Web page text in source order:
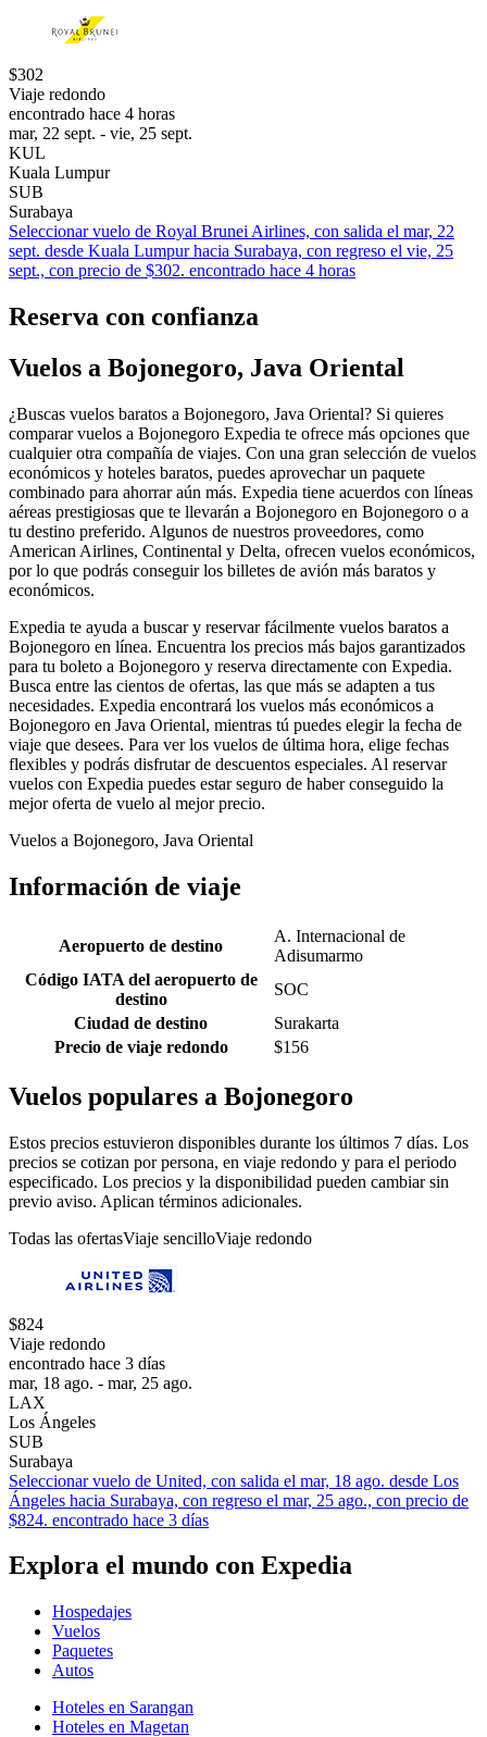
$302
Viaje redondo
encontrado hace 4 horas
mar, 22 sept. - vie, 25 sept.
KUL
Kuala Lumpur
SUB
Surabaya
Seleccionar vuelo de Royal Brunei Airlines, con salida el mar, 22
sept. desde Kuala Lumpur hacia Surabaya, con regreso el vie, 25
sept., con precio de $302. encontrado hace 4 horas
Reserva con confianza
Vuelos a Bojonegoro, Java Oriental
¿Buscas vuelos baratos a Bojonegoro, Java Oriental? Si quieres
comparar vuelos a Bojonegoro Expedia te ofrece más opciones que
cualquier otra compañía de viajes. Con una gran selección de vuelos
económicos y hoteles baratos, puedes aprovechar un paquete
combinado para ahorrar aún más. Expedia tiene acuerdos con líneas
aéreas prestigiosas que te llevarán a Bojonegoro en Bojonegoro o a
tu destino preferido. Algunos de nuestros proveedores, como
American Airlines, Continental y Delta, ofrecen vuelos económicos,
por lo que podrás conseguir los billetes de avión más baratos y
económicos.
Expedia te ayuda a buscar y reservar fácilmente vuelos baratos a
Bojonegoro en línea. Encuentra los precios más bajos garantizados
para tu boleto a Bojonegoro y reserva directamente con Expedia.
Busca entre las cientos de ofertas, las que más se adapten a tus
necesidades. Expedia encontrará los vuelos más económicos a
Bojonegoro en Java Oriental, mientras tú puedes elegir la fecha de
viaje que desees. Para ver los vuelos de última hora, elige fechas
flexibles y podrás disfrutar de descuentos especiales. Al reservar
vuelos con Expedia puedes estar seguro de haber conseguido la
mejor oferta de vuelo al mejor precio.
Vuelos a Bojonegoro, Java Oriental
Información de viaje
Aeropuerto de destino
A. Internacional de
Adisumarmo
Código IATA del aeropuerto de
destino
SOC
Ciudad de destino
Surakarta
Precio de viaje redondo
$156
Vuelos populares a Bojonegoro
Estos precios estuvieron disponibles durante los últimos 7 días. Los
precios se cotizan por persona, en viaje redondo y para el periodo
especificado. Los precios y la disponibilidad pueden cambiar sin
previo aviso. Aplican términos adicionales.
Todas las ofertasViaje sencilloViaje redondo
$824
Viaje redondo
encontrado hace 3 días
mar, 18 ago. - mar, 25 ago.
LAX
Los Ángeles
SUB
Surabaya
Seleccionar vuelo de United, con salida el mar, 18 ago. desde Los
Ángeles hacia Surabaya, con regreso el mar, 25 ago., con precio de
$824. encontrado hace 3 días
Explora el mundo con Expedia
Hospedajes
Vuelos
Paquetes
Autos
Hoteles en Sarangan
Hoteles en Magetan